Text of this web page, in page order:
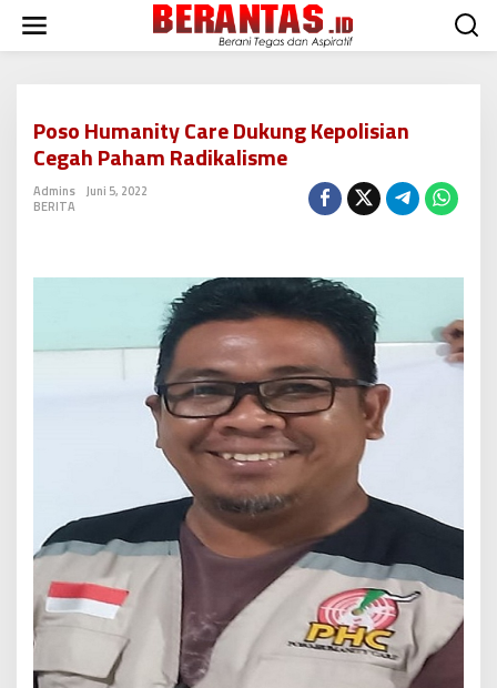
w
Poso Humanity Care Dukung Kepolisian
Cegah Paham Radikalisme
Admins
Juni 5, 2022
BERITA